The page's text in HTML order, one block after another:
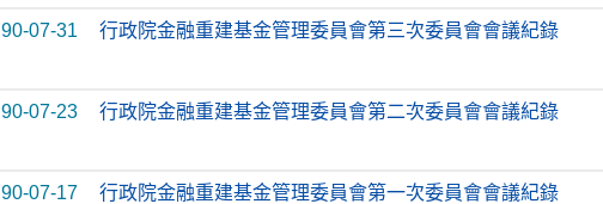
90-07-31 行政院金融重建基金管理委員會第三次委員會會議紀錄
90-07-23 行政院金融重建基金管理委員會第二次委員會會議紀錄
90-07-17 行政院金融重建基金管理委員會第一次委員會會議紀錄